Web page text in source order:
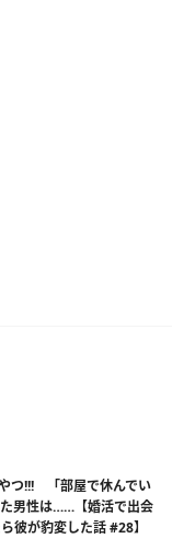
つ!!! 「部屋で休んでい
男性は……【婚活で出会
彼が豹変した話 #28】